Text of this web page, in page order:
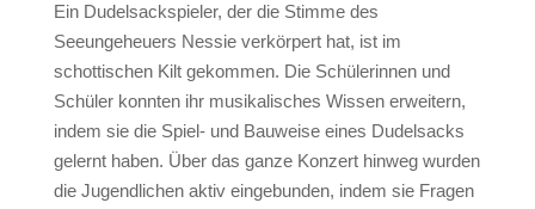
Ein Dudelsackspieler, der die Stimme des
Seeungeheuers Nessie verkörpert hat, ist im
schottischen Kilt gekommen. Die Schülerinnen und
Schüler konnten ihr musikalisches Wissen erweitern,
indem sie die Spiel- und Bauweise eines Dudelsacks
gelernt haben. Über das ganze Konzert hinweg wurden
die Jugendlichen aktiv eingebunden, indem sie Fragen